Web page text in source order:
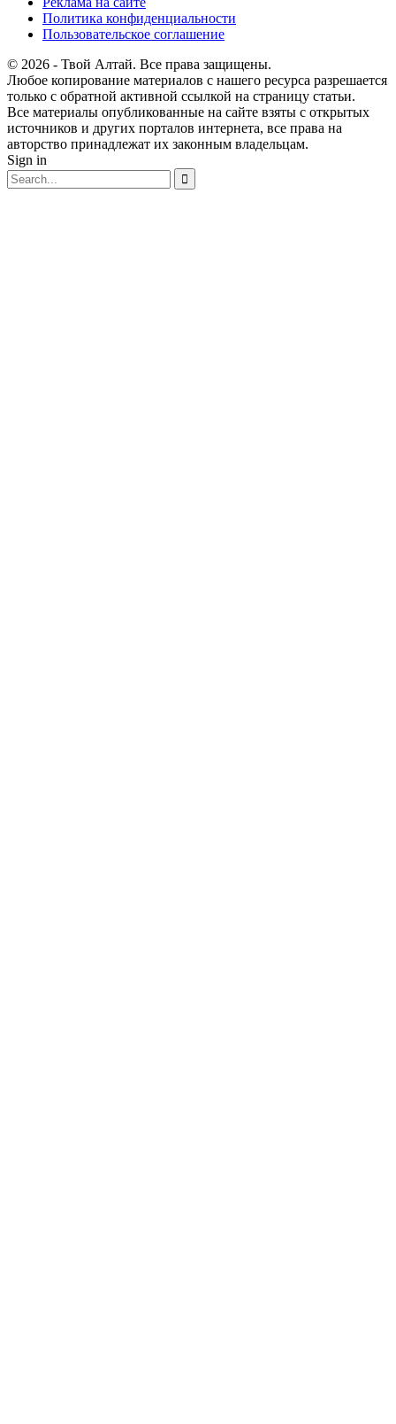
Политика конфиденциальности
Пользовательское соглашение
© 2026 - Твой Алтай. Все права защищены.
Любое копирование материалов с нашего ресурса разрешается
только с обратной активной ссылкой на страницу статьи.
Все материалы опубликованные на сайте взяты с открытых
источников и других порталов интернета, все права на
авторство принадлежат их законным владельцам.
Sign in